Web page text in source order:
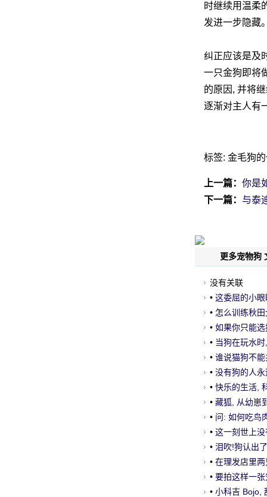
时继续用温柔
发进一步隐藏
纠正应该是及
一只金狗即将
的原因, 并将
逐渐对主人有
标签: 金毛狗
上一篇： 你是
下一篇： 与泰
更多宠物狗
没有关联
• 这委屈的小
• 怎么训练秋
• 如果你只能
• 当狗在玩水
• 谁说猫狗不
• 没有狗的人
• 快乐的生活,
• 藏狐, 从幼崽
• 问: 如何吃鸟
• 这一刻世上
是如此美丽!
• 泪吹!狗认出
三祈祷!
• 在理发店里
店里, 他们就
• 要拍这样一
• 小科吉 Bojo,